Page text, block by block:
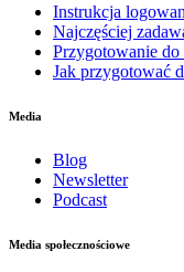
Instrukcja
Najczęściej
Przygotowanie do
Jak przygotować
Media
Blog
Newsletter
Podcast
Media społecznościowe